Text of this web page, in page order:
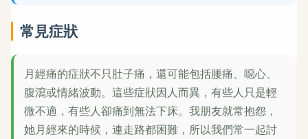
常見症狀
月經痛的症狀不只肚子痛，還可能包括腰痛、噁心、
腹瀉或情緒波動。這些症狀因人而異，有些人只是輕
微不適，有些人卻痛到無法下床。我朋友就常抱怨，
她月經來的時候，連走路都困難，所以我們常一起討